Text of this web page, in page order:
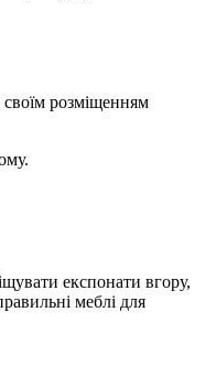
своїм розміщенням
експонати вгору,
меблі для